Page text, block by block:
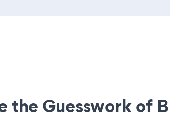
the Guesswork of